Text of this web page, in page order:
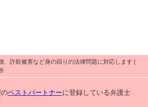
、詐欺被害など身の回りの法律問題に対応します |
ベストパートナーに登録している弁護士